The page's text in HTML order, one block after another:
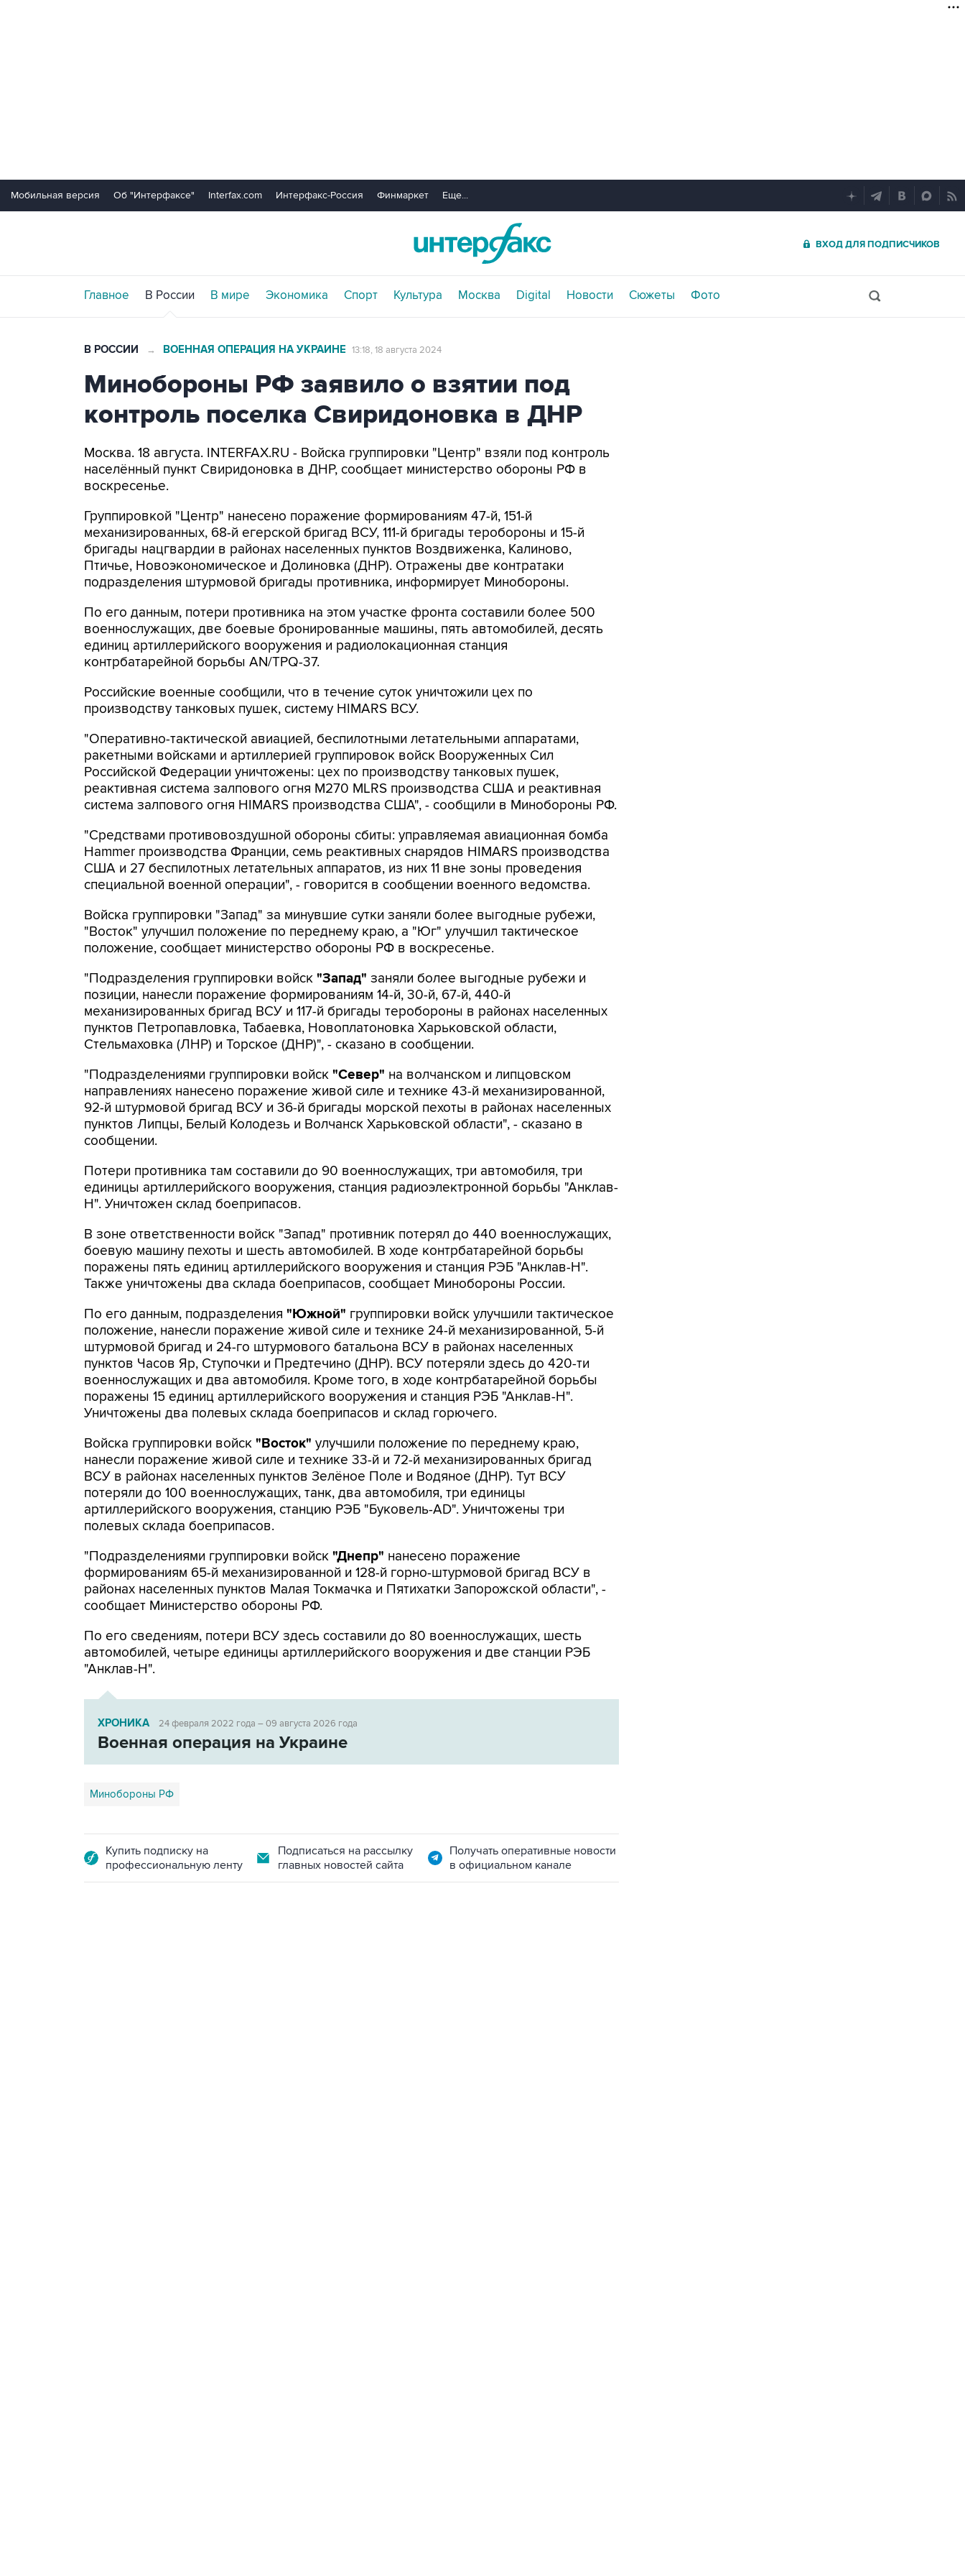
Мобильная версия Об "Интерфаксе" Interfax.com Интерфакс-Россия Финмаркет Еще...
ВХОД ДЛЯ ПОДПИСЧИКОВ
Главное В России В мире Экономика Спорт Культура Москва Digital Новости Сюжеты Фото
В РОССИИ → ВОЕННАЯ ОПЕРАЦИЯ НА УКРАИНЕ 13:18, 18 августа 2024
Минобороны РФ заявило о взятии под
контроль поселка Свиридоновка в ДНР
Москва. 18 августа. INTERFAX.RU - Войска группировки "Центр" взяли под контроль
населённый пункт Свиридоновка в ДНР, сообщает министерство обороны РФ в
воскресенье.
Группировкой "Центр" нанесено поражение формированиям 47-й, 151-й
механизированных, 68-й егерской бригад ВСУ, 111-й бригады теробороны и 15-й
бригады нацгвардии в районах населенных пунктов Воздвиженка, Калиново,
Птичье, Новоэкономическое и Долиновка (ДНР). Отражены две контратаки
подразделения штурмовой бригады противника, информирует Минобороны.
По его данным, потери противника на этом участке фронта составили более 500
военнослужащих, две боевые бронированные машины, пять автомобилей, десять
единиц артиллерийского вооружения и радиолокационная станция
контрбатарейной борьбы AN/TPQ-37.
Российские военные сообщили, что в течение суток уничтожили цех по
производству танковых пушек, систему HIMARS ВСУ.
"Оперативно-тактической авиацией, беспилотными летательными аппаратами,
ракетными войсками и артиллерией группировок войск Вооруженных Сил
Российской Федерации уничтожены: цех по производству танковых пушек,
реактивная система залпового огня M270 MLRS производства США и реактивная
система залпового огня HIMARS производства США", - сообщили в Минобороны РФ.
"Средствами противовоздушной обороны сбиты: управляемая авиационная бомба
Hammer производства Франции, семь реактивных снарядов HIMARS производства
США и 27 беспилотных летательных аппаратов, из них 11 вне зоны проведения
специальной военной операции", - говорится в сообщении военного ведомства.
Войска группировки "Запад" за минувшие сутки заняли более выгодные рубежи,
"Восток" улучшил положение по переднему краю, а "Юг" улучшил тактическое
положение, сообщает министерство обороны РФ в воскресенье.
"Подразделения группировки войск "Запад" заняли более выгодные рубежи и
позиции, нанесли поражение формированиям 14-й, 30-й, 67-й, 440-й
механизированных бригад ВСУ и 117-й бригады теробороны в районах населенных
пунктов Петропавловка, Табаевка, Новоплатоновка Харьковской области,
Стельмаховка (ЛНР) и Торское (ДНР)", - сказано в сообщении.
"Подразделениями группировки войск "Север" на волчанском и липцовском
направлениях нанесено поражение живой силе и технике 43-й механизированной,
92-й штурмовой бригад ВСУ и 36-й бригады морской пехоты в районах населенных
пунктов Липцы, Белый Колодезь и Волчанск Харьковской области", - сказано в
сообщении.
Потери противника там составили до 90 военнослужащих, три автомобиля, три
единицы артиллерийского вооружения, станция радиоэлектронной борьбы "Анклав-
Н". Уничтожен склад боеприпасов.
В зоне ответственности войск "Запад" противник потерял до 440 военнослужащих,
боевую машину пехоты и шесть автомобилей. В ходе контрбатарейной борьбы
поражены пять единиц артиллерийского вооружения и станция РЭБ "Анклав-Н".
Также уничтожены два склада боеприпасов, сообщает Минобороны России.
По его данным, подразделения "Южной" группировки войск улучшили тактическое
положение, нанесли поражение живой силе и технике 24-й механизированной, 5-й
штурмовой бригад и 24-го штурмового батальона ВСУ в районах населенных
пунктов Часов Яр, Ступочки и Предтечино (ДНР). ВСУ потеряли здесь до 420-ти
военнослужащих и два автомобиля. Кроме того, в ходе контрбатарейной борьбы
поражены 15 единиц артиллерийского вооружения и станция РЭБ "Анклав-Н".
Уничтожены два полевых склада боеприпасов и склад горючего.
Войска группировки войск "Восток" улучшили положение по переднему краю,
нанесли поражение живой силе и технике 33-й и 72-й механизированных бригад
ВСУ в районах населенных пунктов Зелёное Поле и Водяное (ДНР). Тут ВСУ
потеряли до 100 военнослужащих, танк, два автомобиля, три единицы
артиллерийского вооружения, станцию РЭБ "Буковель-AD". Уничтожены три
полевых склада боеприпасов.
"Подразделениями группировки войск "Днепр" нанесено поражение
формированиям 65-й механизированной и 128-й горно-штурмовой бригад ВСУ в
районах населенных пунктов Малая Токмачка и Пятихатки Запорожской области", -
сообщает Министерство обороны РФ.
По его сведениям, потери ВСУ здесь составили до 80 военнослужащих, шесть
автомобилей, четыре единицы артиллерийского вооружения и две станции РЭБ
"Анклав-Н".
ХРОНИКА 24 февраля 2022 года – 09 августа 2026 года
Военная операция на Украине
Минобороны РФ
Купить подписку на
профессиональную ленту
Подписаться на рассылку
главных новостей сайта
Получать оперативные новости
в официальном канале